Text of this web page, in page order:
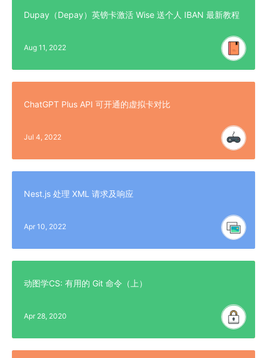
Dupay（Depay）英镑卡激活 Wise 送个人 IBAN 最新教程
Aug 11, 2022
ChatGPT Plus API 可开通的虚拟卡对比
Jul 4, 2022
Nest.js 处理 XML 请求及响应
Apr 10, 2022
动图学CS: 有用的 Git 命令（上）
Apr 28, 2020